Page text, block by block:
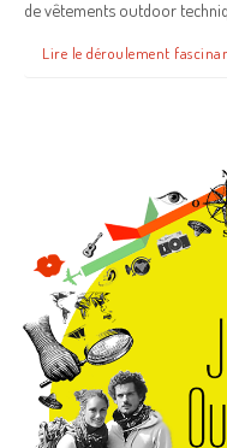
de vêtements outdoor
Lire le déroulement